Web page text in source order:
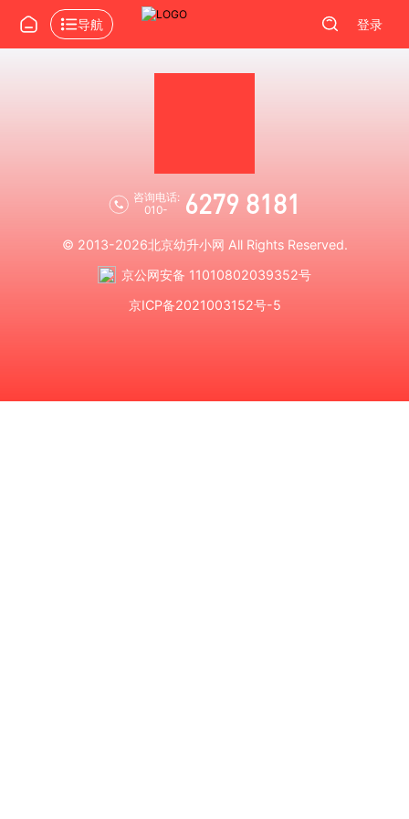
导航 登录
咨询电话:
010-
6279 8181
© 2013-2026北京幼升小网 All Rights Reserved.
京公网安备 11010802039352号
京ICP备2021003152号-5